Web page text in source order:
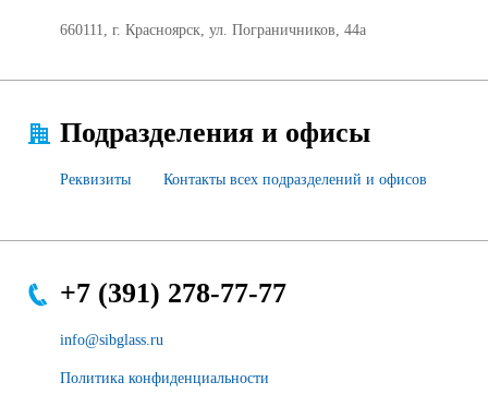
660111, г. Красноярск, ул. Пограничников, 44а
Подразделения и офисы
Реквизиты Контакты всех подразделений и офисов
+7 (391) 278-77-77
info@sibglass.ru
Политика конфиденциальности